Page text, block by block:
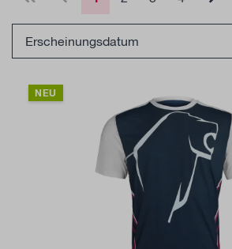
NEU